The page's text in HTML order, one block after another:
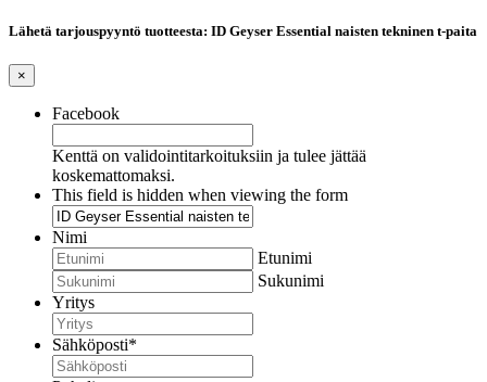
Lähetä tarjouspyyntö tuotteesta: ID Geyser Essential naisten tekninen t-paita
×
Facebook
Kenttä on validointitarkoituksiin ja tulee jättää
koskemattomaksi.
This field is hidden when viewing the form
Nimi
Etunimi
Sukunimi
Yritys
Sähköposti*